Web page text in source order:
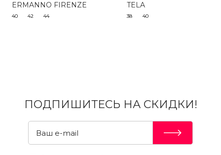
ERMANNO FIRENZE
40 42 44
TELA
38 40
ПОДПИШИТЕСЬ НА СКИДКИ!